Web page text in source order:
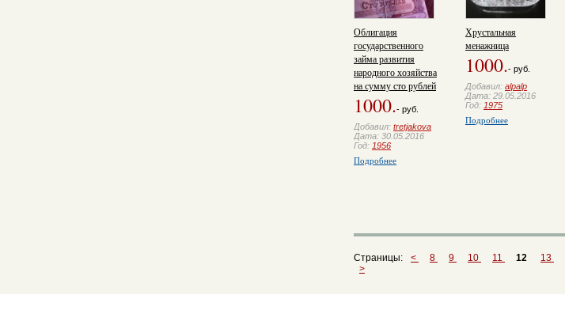
Облигация
государственного
займа развития
народного хозяйства
на сумму сто рублей
1000.- руб.
Добавил: tretjakova
Дата: 30.05.2016
Год: 1956
Подробнее
Хрустальная
менажница
1000.- руб.
Добавил: alpalp
Дата: 29.05.2016
Год: 1975
Подробнее
Страницы: < 8 9 10 11 12 13
>